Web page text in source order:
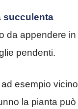
succulenta
da appendere in
pendenti.
ad esempio vicino
la pianta può